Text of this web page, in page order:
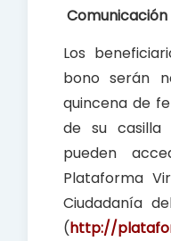
Los
bono serán
quincena de
de su casilla
pueden
Plataforma
Ciudadanía
(http://